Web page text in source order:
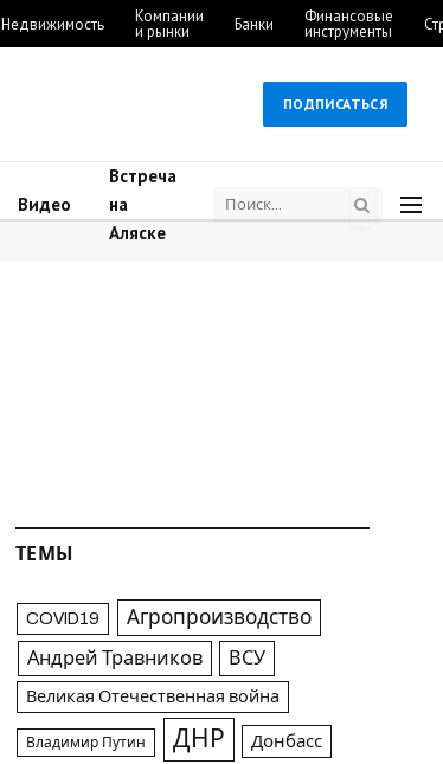
Недвижимость Компании
и рынки Банки Финансовые
инструменты
ПОДПИСАТЬСЯ
Видео
Встреча
на
Аляске
ТЕМЫ
COVID19 Агропроизводство
Андрей Травников ВСУ
Великая Отечественная война
Владимир Путин ДНР Донбасс